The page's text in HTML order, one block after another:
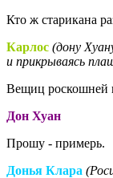
Кто ж старикана
Карлос (дону
и прикрываясь
Вещиц роскошней
Дон Хуан
Прошу - примерь.
Донья Клара